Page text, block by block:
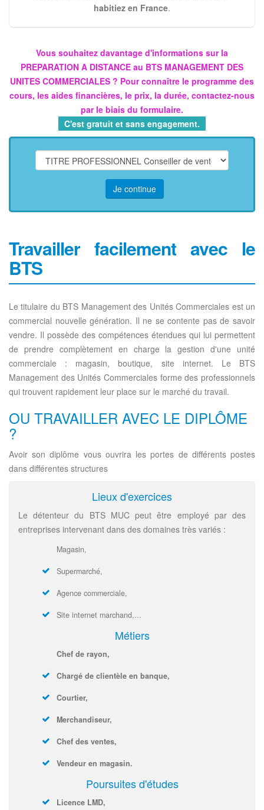
habitiez en France.
Vous souhaitez davantage d'informations sur la
PREPARATION A DISTANCE au BTS MANAGEMENT DES
UNITES COMMERCIALES ? Pour connaître le programme des
cours, les aides financières, le prix, la durée, contactez-nous
par le biais du formulaire.
C'est gratuit et sans engagement.
Je continue
Travailler facilement avec le
BTS
Le titulaire du BTS Management des Unités Commerciales est un
commercial nouvelle génération. Il ne se contente pas de savoir
vendre. Il possède des compétences étendues qui lui permettent
de prendre complètement en charge la gestion d'une unité
commerciale : magasin, boutique, site internet. Le BTS
Management des Unités Commerciales forme des professionnels
qui trouvent rapidement leur place sur le marché du travail.
OU TRAVAILLER AVEC LE DIPLÔME
?
Avoir son diplôme vous ouvrira les portes de différents postes
dans différentes structures
Lieux d'exercices
Le détenteur du BTS MUC peut être employé par des
entreprises intervenant dans des domaines très variés :
Magasin,
Supermarché,
Agence commerciale,
Site internet marchand,...
Métiers
Chef de rayon,
Chargé de clientèle en banque,
Courtier,
Merchandiseur,
Chef des ventes,
Vendeur en magasin.
Poursuites d'études
Licence LMD,